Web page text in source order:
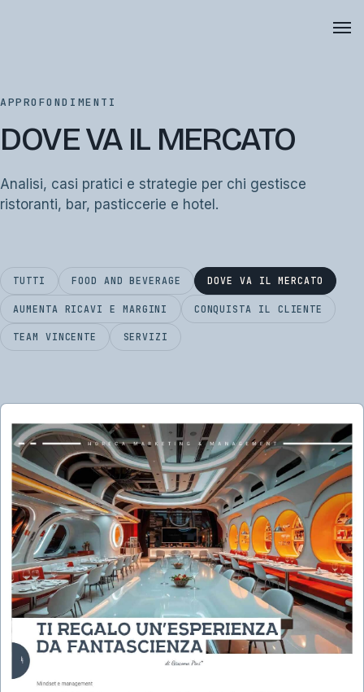
APPROFONDIMENTI
DOVE VA IL MERCATO
Analisi, casi pratici e strategie per chi gestisce
ristoranti, bar, pasticcerie e hotel.
TUTTI FOOD AND BEVERAGE DOVE VA IL MERCATO
AUMENTA RICAVI E MARGINI CONQUISTA IL CLIENTE
TEAM VINCENTE SERVIZI